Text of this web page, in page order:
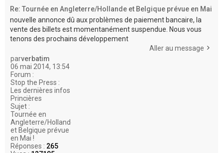
Re: Tournée en Angleterre/Hollande et Belgique prévue en Mai
nouvelle annonce dû aux problèmes de paiement bancaire, la
vente des billets est momentanément suspendue. Nous vous
tenons des prochains développement
Aller au message
parverbatim
06 mai 2014, 13:54
Forum :
Stop the Press :
Les dernières infos
Princières
Sujet :
Tournée en
Angleterre/Hollande
et Belgique prévue
en Mai !
Réponses : 265